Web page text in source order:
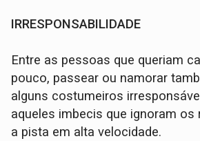
IRRESPONSABILIDADE
Entre as pessoas que queriam
pouco, passear ou namorar
alguns costumeiros
aqueles imbecis que ignoram os
a pista em alta velocidade.